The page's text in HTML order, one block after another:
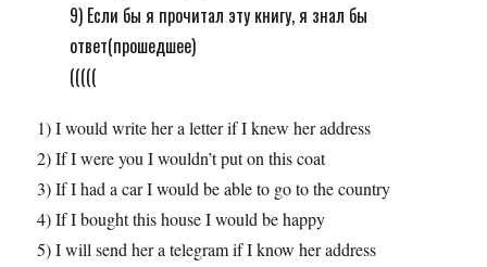
9) Если бы я прочитал эту книгу, я знал бы
ответ(прошедшее)
(((((
1) I would write her a letter if I knew her address
2) If I were you I wouldn’t put on this coat
3) If I had a car I would be able to go to the country
4) If I bought this house I would be happy
5) I will send her a telegram if I know her address